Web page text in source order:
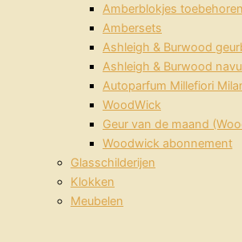
Amberblokjes toebehoren
Ambersets
Ashleigh & Burwood
Ashleigh & Burwood
Autoparfum Millefiori
WoodWick
Geur van de maand
Woodwick abonnement
Glasschilderijen
Klokken
Meubelen